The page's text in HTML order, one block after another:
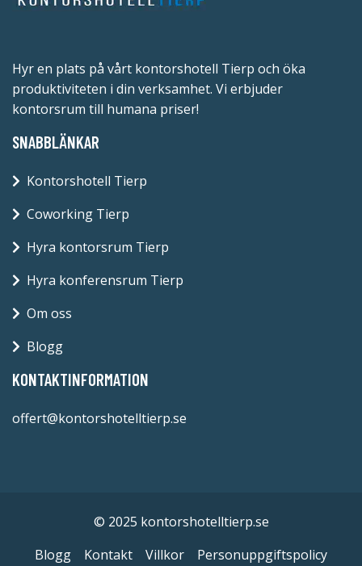
Hyr en plats på vårt kontorshotell Tierp och öka
produktiviteten i din verksamhet. Vi erbjuder
kontorsrum till humana priser!
SNABBLÄNKAR
Kontorshotell Tierp
Coworking Tierp
Hyra kontorsrum Tierp
Hyra konferensrum Tierp
Om oss
Blogg
KONTAKTINFORMATION
offert@kontorshotelltierp.se
© 2025 kontorshotelltierp.se
Blogg
Kontakt Villkor Personuppgiftspolicy